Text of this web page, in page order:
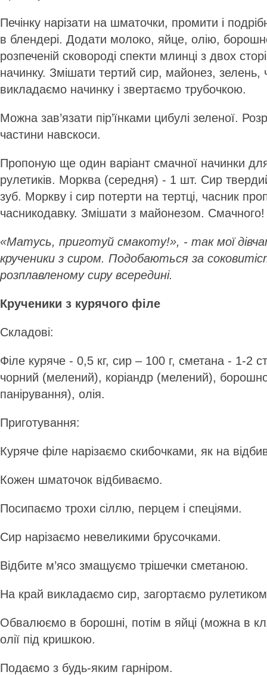
Печінку нарізати на шматочки, промити і
в блендері. Додати молоко, яйце, олію,
розпеченій сковороді спекти млинці з двох
начинку. Змішати тертий сир, майонез, зелень,
викладаємо начинку і звертаємо трубочкою.
Можна зав’язати пір’їнками цибулі зеленої.
частини навскоси.
Пропоную ще один варіант смачної начинки
рулетиків. Морква (середня) - 1 шт. Сир
зуб. Моркву і сир потерти на тертці, часник
часникодавку. Змішати з майонезом. Смачного!
«Матусь, приготуй смакоту!», - так мої
крученики з сиром. Подобаються за
розплавленому сиру всередині.
Крученики з курячого філе
Складові:
Філе куряче - 0,5 кг, сир – 100 г, сметана - 1-2
чорний (мелений), коріандр (мелений),
панірування), олія.
Приготування:
Куряче філе нарізаємо скибочками, як на
Кожен шматочок відбиваємо.
Посипаємо трохи сіллю, перцем і спеціями.
Сир нарізаємо невеликими брусочками.
Відбите м’ясо змащуємо трішечки сметаною.
На край викладаємо сир, загортаємо
Обвалюємо в борошні, потім в яйці (можна в
олії під кришкою.
Подаємо з будь-яким гарніром.